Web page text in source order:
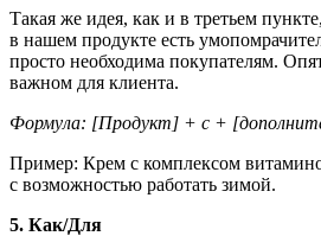
Такая же идея, как и в третьем
в нашем продукте есть
просто необходима покупателям.
важном для клиента.
Формула: [Продукт] + с +
Пример: Крем с комплексом
с возможностью работать зимой.
5. Как/Для